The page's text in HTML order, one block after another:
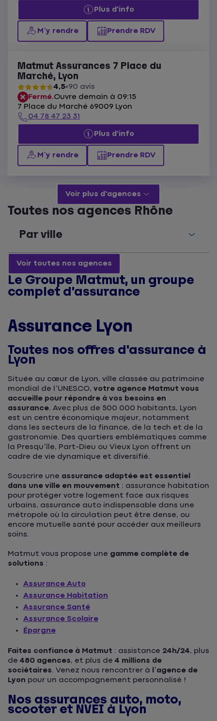
Plus d'info
M’y rendre Prendre RDV
Matmut Assurances 7 Place du
Marché, Lyon
4,5 90 avis
Fermé.Ouvre demain à 09:15
7 Place du Marché 69009 Lyon
04 78 47 23 31
Plus d'info
M’y rendre Prendre RDV
Voir plus d'agences
Toutes nos agences Rhône
Par ville
Voir toutes nos agences
Le Groupe Matmut, un groupe
complet d’assurance
Assurance Lyon
Toutes nos offres d'assurance à
Lyon
Située au cœur de Lyon, ville classée au patrimoine
mondial de l’UNESCO, votre agence Matmut vous
accueille pour répondre à vos besoins en
assurance. Avec plus de 500 000 habitants, Lyon
est un centre économique majeur, notamment
dans les secteurs de la finance, de la tech et de la
gastronomie. Des quartiers emblématiques comme
la Presqu’île, Part-Dieu ou Vieux Lyon offrent un
cadre de vie dynamique et diversifié.
Souscrire une assurance adaptée est essentiel
dans une ville en mouvement : assurance habitation
pour protéger votre logement face aux risques
urbains, assurance auto indispensable dans une
métropole où la circulation peut être dense, ou
encore mutuelle santé pour accéder aux meilleurs
soins.
Matmut vous propose une gamme complète de
solutions :
Assurance Auto
Assurance Habitation
Assurance Santé
Assurance Scolaire
Épargne
Faites confiance à Matmut : assistance 24h/24, plus
de 480 agences, et plus de 4 millions de
sociétaires. Venez nous rencontrer à l’agence de
Lyon pour un accompagnement personnalisé !
Nos assurances auto, moto,
scooter et NVEI à Lyon